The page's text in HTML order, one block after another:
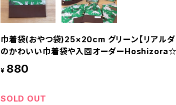
巾着袋(おやつ袋)25×20cm グリーン【リアル
のかわいい巾着袋や入園オーダーHoshizora☆
¥ 880
SOLD OUT